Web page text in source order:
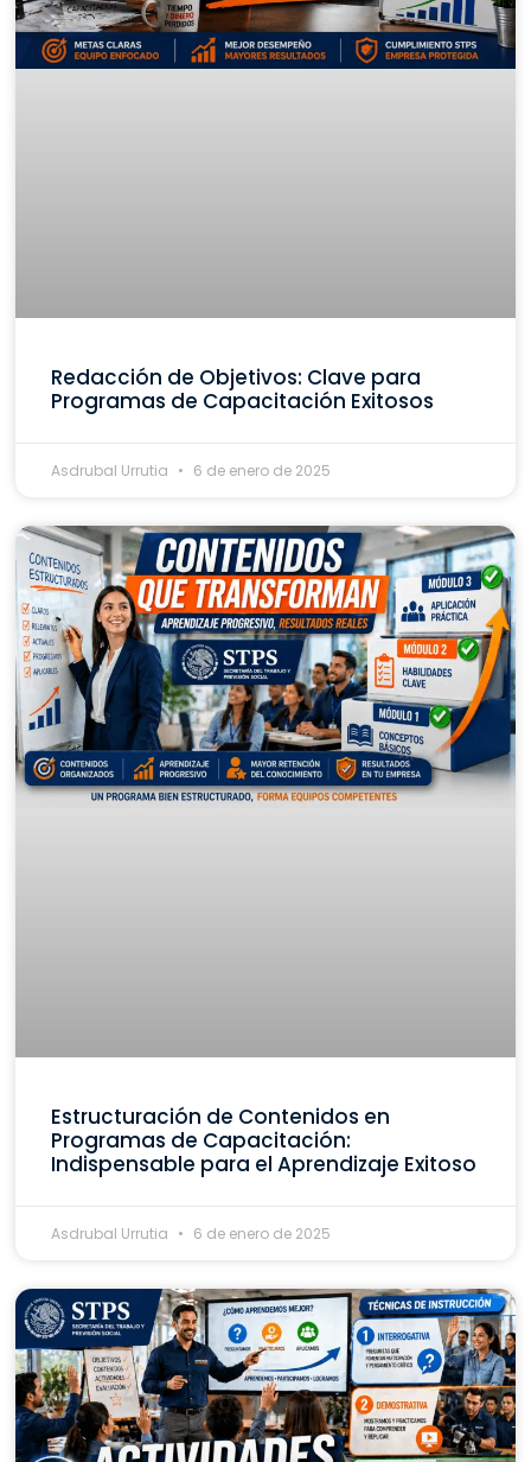
Redacción de Objetivos: Clave para
Programas de Capacitación Exitosos
Asdrubal Urrutia 6 de enero de 2025
Estructuración de Contenidos en
Programas de Capacitación:
Indispensable para el Aprendizaje Exitoso
Asdrubal Urrutia 6 de enero de 2025